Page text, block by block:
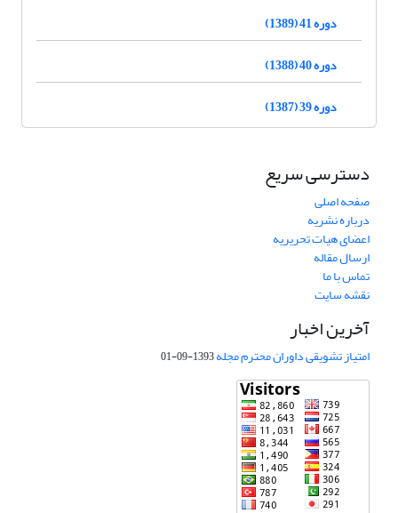
دوره 41 (1389)
دوره 40 (1388)
دوره 39 (1387)
دسترسی سریع
صفحه اصلی
درباره نشریه
اعضای هیات تحریریه
ارسال مقاله
تماس با ما
نقشه سایت
آخرین اخبار
امتیاز تشویقی داوران محترم مجله1393-09-01